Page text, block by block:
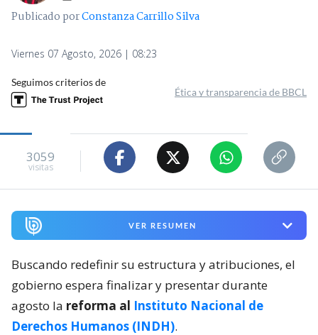
Publicado porConstanza Carrillo Silva
Viernes 07 Agosto, 2026 | 08:23
Seguimos criterios de
Ética y transparencia de BBCL
3059
visitas
VER RESUMEN
Buscando redefinir su estructura y atribuciones, el
gobierno espera finalizar y presentar durante
agosto la reforma al Instituto Nacional de
Derechos Humanos (INDH).